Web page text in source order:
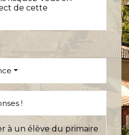
de cette
!
à un élève du primaire